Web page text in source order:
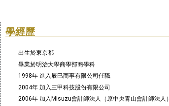
學經歷
出生於東京都
畢業於明治大學商學部商學科
1998年 進入辰巳商事有限公司任職
2004年 加入三甲科技股份有限公司
2006年 加入Misuzu會計師法人（原中央青山會計師法人）